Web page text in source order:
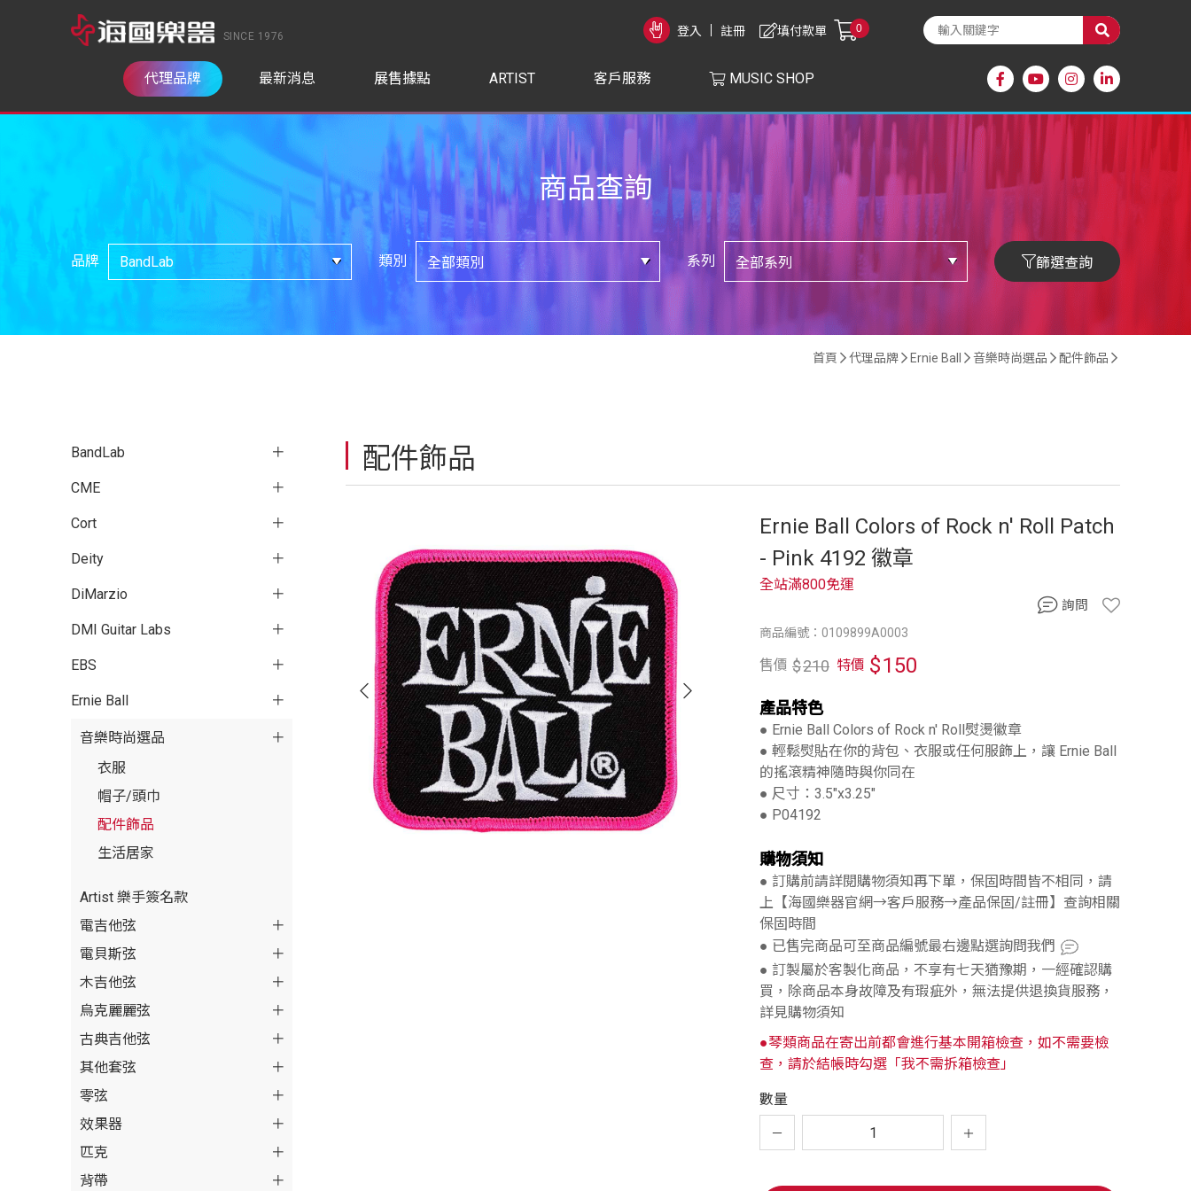
SINCE 1976 登入 註冊 0
填付款單
代理品牌 最新消息 展售據點 ARTIST 客戶服務 MUSIC SHOP
商品查詢
品牌 類別 系列 篩選查詢
首頁 代理品牌 Ernie Ball 音樂時尚選品 配件飾品
BandLab
CME
Cort
Deity
DiMarzio
DMI Guitar Labs
EBS
Ernie Ball
音樂時尚選品
衣服
帽子/頭巾
配件飾品
生活居家
Artist 樂手簽名款
電吉他弦
電貝斯弦
木吉他弦
烏克麗麗弦
古典吉他弦
其他套弦
零弦
效果器
匹克
背帶
配件飾品
Ernie Ball Colors of Rock n' Roll Patch
- Pink 4192 徽章
商品編號：0109899A0003
全站滿800免運
售價 $210 特價 $150
產品特色
● Ernie Ball Colors of Rock n' Roll熨燙徽章
● 輕鬆熨貼在你的背包、衣服或任何服飾上，讓 Ernie Ball
的搖滾精神隨時與你同在
● 尺寸：3.5"x3.25"
● P04192
購物須知
● 訂購前請詳閱購物須知再下單，保固時間皆不相同，請
上【海國樂器官網→客戶服務→產品保固/註冊】查詢相關
保固時間
● 已售完商品可至商品編號最右邊點選詢問我們
● 訂製屬於客製化商品，不享有七天猶豫期，一經確認購
買，除商品本身故障及有瑕疵外，無法提供退換貨服務，
詳見購物須知
●琴類商品在寄出前都會進行基本開箱檢查，如不需要檢
查，請於結帳時勾選「我不需拆箱檢查」
數量
詢問